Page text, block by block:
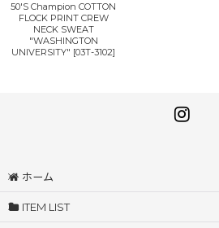
50'S Champion COTTON
FLOCK PRINT CREW
NECK SWEAT
"WASHINGTON
UNIVERSITY" [03T-3102]
ホーム
ITEM LIST